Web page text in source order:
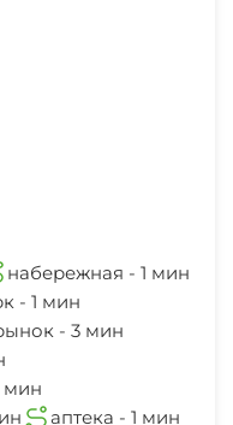
набережная - 1 мин
- 1 мин
- 3 мин
мин
аптека - 1 мин